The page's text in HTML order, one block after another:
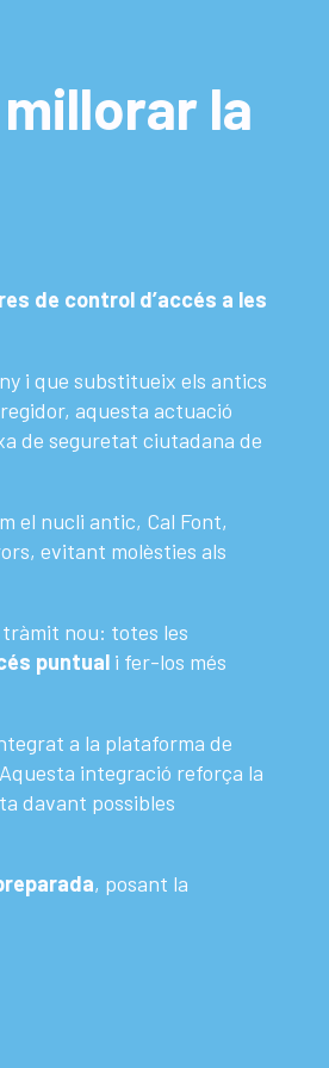
la
de control d’accés a les
i que substitueix els antics
aquesta actuació
de seguretat ciutadana de
el nucli antic, Cal Font,
evitant molèsties als
nou: totes les
puntual i fer-los més
a la plataforma de
integració reforça la
davant possibles
, posant la